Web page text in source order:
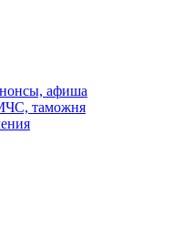
афиша
таможня